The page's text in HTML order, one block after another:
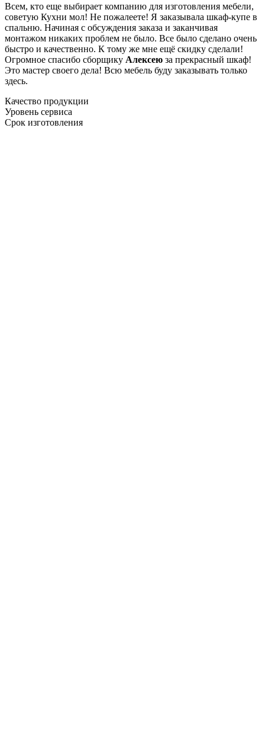
Всем, кто еще выбирает компанию для изготовления мебели,
советую Кухни мол! Не пожалеете! Я заказывала шкаф-купе в
спальню. Начиная с обсуждения заказа и заканчивая
монтажом никаких проблем не было. Все было сделано очень
быстро и качественно. К тому же мне ещё скидку сделали!
Огромное спасибо сборщику Алексею за прекрасный шкаф!
Это мастер своего дела! Всю мебель буду заказывать только
здесь.
Качество продукции
Уровень сервиса
Срок изготовления